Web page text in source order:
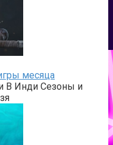
месяца
B Инди Сезоны и